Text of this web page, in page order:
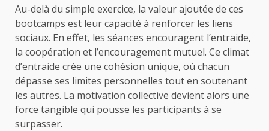
Au-delà du simple exercice, la valeur ajoutée de ces
bootcamps est leur capacité à renforcer les liens
sociaux. En effet, les séances encouragent l’entraide,
la coopération et l’encouragement mutuel. Ce climat
d’entraide crée une cohésion unique, où chacun
dépasse ses limites personnelles tout en soutenant
les autres. La motivation collective devient alors une
force tangible qui pousse les participants à se
surpasser.